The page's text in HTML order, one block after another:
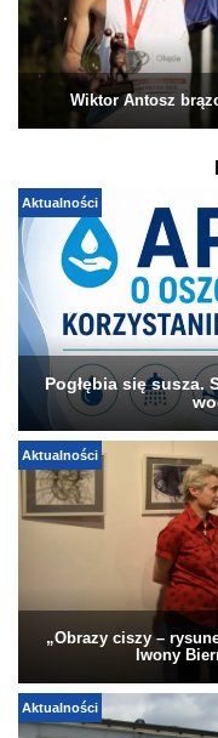
Wiktor Antosz
Aktualności
Pogłębia się susza.
Aktualności
„Obrazy ciszy –
Iwony
Aktualności